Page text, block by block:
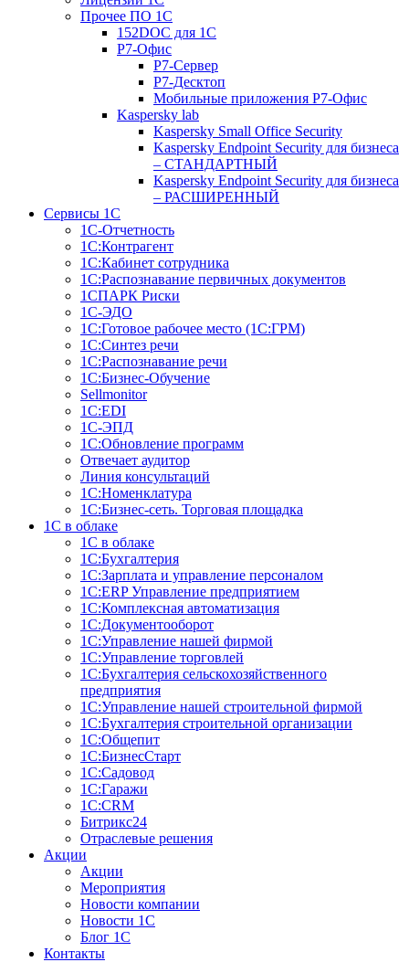
Прочее ПО 1С
152DOC для 1С
Р7-Офис
Р7-Сервер
Р7-Десктоп
Мобильные приложения Р7-Офис
Kaspersky lab
Kaspersky Small Office Security
Kaspersky Endpoint Security для бизнеса
– СТАНДАРТНЫЙ
Kaspersky Endpoint Security для бизнеса
– РАСШИРЕННЫЙ
Сервисы 1С
1С-Отчетность
1С:Контрагент
1С:Кабинет сотрудника
1С:Распознавание первичных документов
1СПАРК Риски
1С-ЭДО
1С:Готовое рабочее место (1С:ГРМ)
1С:Синтез речи
1С:Распознавание речи
1С:Бизнес-Обучение
Sellmonitor
1С:EDI
1С-ЭПД
1С:Обновление программ
Отвечает аудитор
Линия консультаций
1С:Номенклатура
1С:Бизнес-сеть. Торговая площадка
1С в облаке
1С в облаке
1С:Бухгалтерия
1С:Зарплата и управление персоналом
1С:ERP Управление предприятием
1С:Комплексная автоматизация
1С:Документооборот
1С:Управление нашей фирмой
1С:Управление торговлей
1С:Бухгалтерия сельскохозяйственного
предприятия
1С:Управление нашей строительной фирмой
1С:Бухгалтерия строительной организации
1С:Общепит
1С:БизнеcСтарт
1С:Садовод
1С:Гаражи
1С:CRM
Битрикс24
Отраслевые решения
Акции
Акции
Мероприятия
Новости компании
Новости 1С
Блог 1С
Контакты